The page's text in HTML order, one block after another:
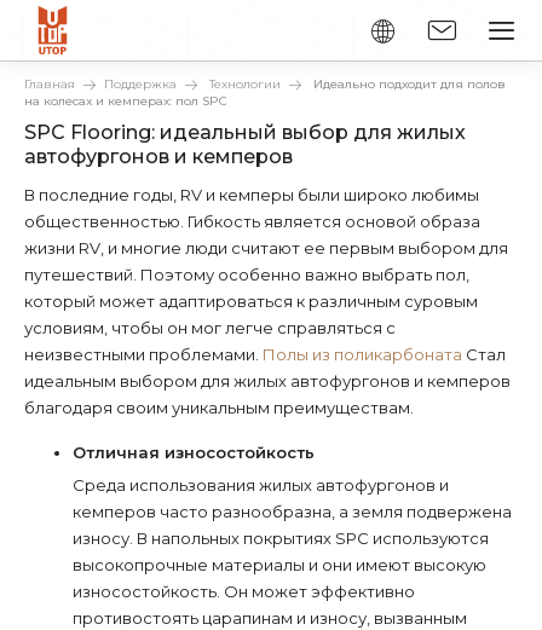
Главная Поддержка Технологии
Идеально подходит для полов
на колесах и кемперах: пол SPC
SPC Flooring: идеальный выбор для жилых
автофургонов и кемперов
В последние годы, RV и кемперы были широко любимы
общественностью. Гибкость является основой образа
жизни RV, и многие люди считают ее первым выбором для
путешествий. Поэтому особенно важно выбрать пол,
который может адаптироваться к различным суровым
условиям, чтобы он мог легче справляться с
неизвестными проблемами. Полы из поликарбоната Стал
идеальным выбором для жилых автофургонов и кемперов
благодаря своим уникальным преимуществам.
Отличная износостойкость
Среда использования жилых автофургонов и
кемперов часто разнообразна, а земля подвержена
износу. В напольных покрытиях SPC используются
высокопрочные материалы и они имеют высокую
износостойкость. Он может эффективно
противостоять царапинам и износу, вызванным